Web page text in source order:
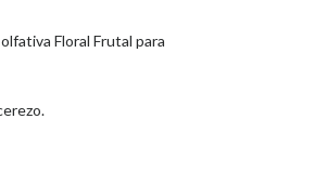
Floral Frutal para